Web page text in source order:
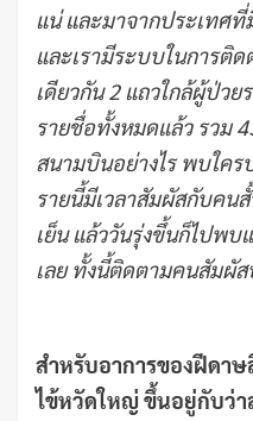
แน่ และมาจากประเทศที่
และเรามีระบบในการติ
เดียวกัน 2 แถวใกล้ผู้ป่ว
รายชื่อทั้งหมดแล้ว รวม
สนามบินอย่างไร พบใคร
รายนี้มีเวลาสัมผัสกับคน
เย็น แล้ววันรุ่งขึ้นก็ไปพ
เลย ทั้งนี้ติดตามคนสัมผั
สำหรับอาการของฝีดา
ไข้หวัดใหญ่ ขึ้นอยู่กับว่า